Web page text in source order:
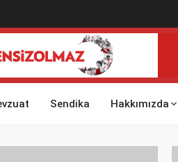
Sendika Hakkımızda